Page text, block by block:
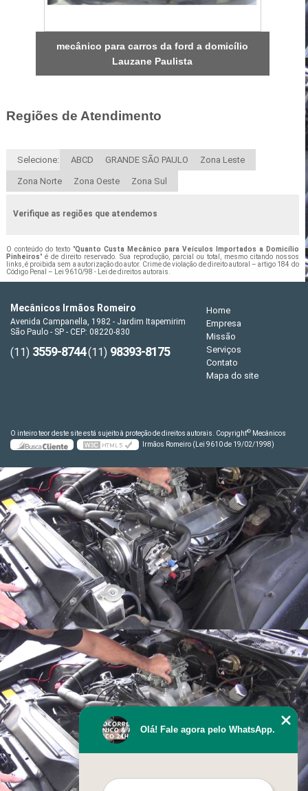
mecânico para carros da ford a domicílio
Lauzane Paulista
Regiões de Atendimento
Selecione: ABCD GRANDE SÃO PAULO Zona Leste
Zona Norte Zona Oeste Zona Sul
Verifique as regiões que atendemos
O conteúdo do texto "Quanto Custa Mecânico para Veículos Importados a Domicílio
Pinheiros" é de direito reservado. Sua reprodução, parcial ou total, mesmo citando nossos
links, é proibida sem a autorização do autor. Crime de violação de direito autoral – artigo 184 do
Código Penal – Lei 9610/98 - Lei de direitos autorais.
Mecânicos Irmãos Romeiro
Avenida Campanella, 1982 - Jardim Itapemirim
São Paulo - SP - CEP: 08220-830
(11) 3559-8744(11) 98393-8175
Home
Empresa
Missão
Serviços
Contato
Mapa do site
O inteiro teor deste site está sujeito à proteção de direitos autorais. Copyright© Mecânicos
Irmãos Romeiro (Lei 9610 de 19/02/1998)
Olá! Fale agora pelo WhatsApp.